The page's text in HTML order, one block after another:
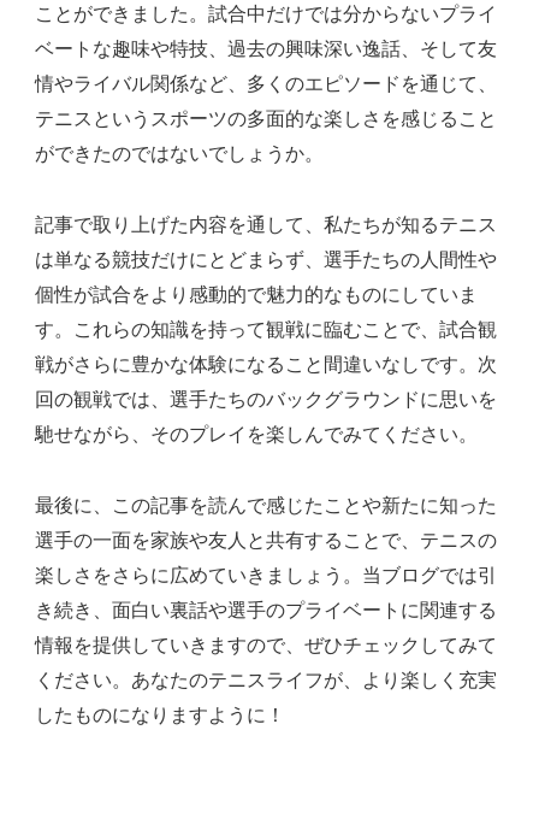
ことができました。試合中だけでは分からないプライ
ベートな趣味や特技、過去の興味深い逸話、そして友
情やライバル関係など、多くのエピソードを通じて、
テニスというスポーツの多面的な楽しさを感じること
ができたのではないでしょうか。
記事で取り上げた内容を通して、私たちが知るテニス
は単なる競技だけにとどまらず、選手たちの人間性や
個性が試合をより感動的で魅力的なものにしていま
す。これらの知識を持って観戦に臨むことで、試合観
戦がさらに豊かな体験になること間違いなしです。次
回の観戦では、選手たちのバックグラウンドに思いを
馳せながら、そのプレイを楽しんでみてください。
最後に、この記事を読んで感じたことや新たに知った
選手の一面を家族や友人と共有することで、テニスの
楽しさをさらに広めていきましょう。当ブログでは引
き続き、面白い裏話や選手のプライベートに関連する
情報を提供していきますので、ぜひチェックしてみて
ください。あなたのテニスライフが、より楽しく充実
したものになりますように！